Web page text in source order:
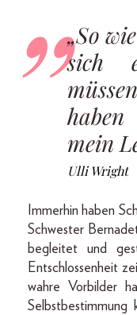
„So
sich
mein
Ulli Wright
Immerhin haben
Schwester
begleitet und
Entschlossenheit
wahre Vorbilder
Selbstbestimmung